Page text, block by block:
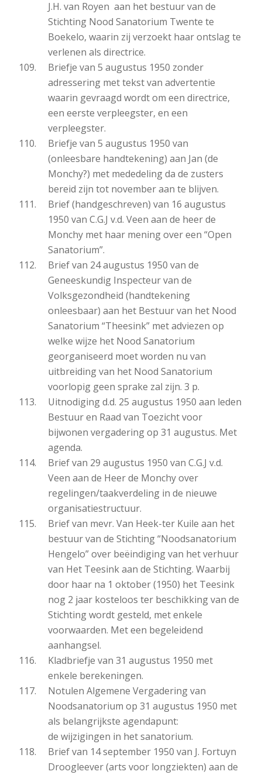
J.H. van Royen aan het bestuur van de
Stichting Nood Sanatorium Twente te
Boekelo, waarin zij verzoekt haar ontslag te
verlenen als directrice.
Briefje van 5 augustus 1950 zonder
adressering met tekst van advertentie
waarin gevraagd wordt om een directrice,
een eerste verpleegster, en een
verpleegster.
Briefje van 5 augustus 1950 van
(onleesbare handtekening) aan Jan (de
Monchy?) met mededeling da de zusters
bereid zijn tot november aan te blijven.
Brief (handgeschreven) van 16 augustus
1950 van C.G.J v.d. Veen aan de heer de
Monchy met haar mening over een “Open
Sanatorium”.
Brief van 24 augustus 1950 van de
Geneeskundig Inspecteur van de
Volksgezondheid (handtekening
onleesbaar) aan het Bestuur van het Nood
Sanatorium “Theesink” met adviezen op
welke wijze het Nood Sanatorium
georganiseerd moet worden nu van
uitbreiding van het Nood Sanatorium
voorlopig geen sprake zal zijn. 3 p.
Uitnodiging d.d. 25 augustus 1950 aan leden
Bestuur en Raad van Toezicht voor
bijwonen vergadering op 31 augustus. Met
agenda.
Brief van 29 augustus 1950 van C.G.J v.d.
Veen aan de Heer de Monchy over
regelingen/taakverdeling in de nieuwe
organisatiestructuur.
Brief van mevr. Van Heek-ter Kuile aan het
bestuur van de Stichting “Noodsanatorium
Hengelo” over beëindiging van het verhuur
van Het Teesink aan de Stichting. Waarbij
door haar na 1 oktober (1950) het Teesink
nog 2 jaar kosteloos ter beschikking van de
Stichting wordt gesteld, met enkele
voorwaarden. Met een begeleidend
aanhangsel.
Kladbriefje van 31 augustus 1950 met
enkele berekeningen.
Notulen Algemene Vergadering van
Noodsanatorium op 31 augustus 1950 met
als belangrijkste agendapunt:
de wijzigingen in het sanatorium.
Brief van 14 september 1950 van J. Fortuyn
Droogleever (arts voor longziekten) aan de